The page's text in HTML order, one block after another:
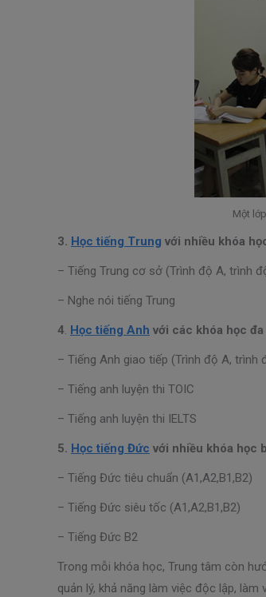
Một lớp học
3. Học tiếng Trung với nhiều khóa
– Tiếng Trung cơ sở (Trình độ A, trình
– Nghe nói tiếng Trung
4 Học tiếng Anh với các khóa học
– Tiếng Anh giao tiếp (Trình độ A, trình
– Tiếng anh luyện thi TOIC
– Tiếng anh luyện thi IELTS
5. Học tiếng Đức với nhiều khóa học
– Tiếng Đức tiêu chuẩn (A1,A2,B1,B2)
– Tiếng Đức siêu tốc (A1,A2,B1,B2)
– Tiếng Đức B2
Trong mỗi khóa học, Trung tâm còn
quản lý, khả năng làm việc độc lập,